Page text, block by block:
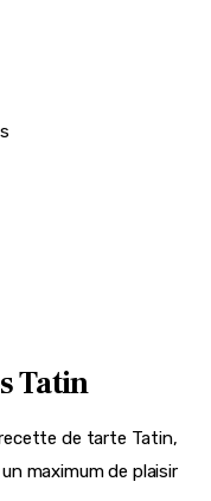
Tatin
de tarte Tatin,
maximum de plaisir